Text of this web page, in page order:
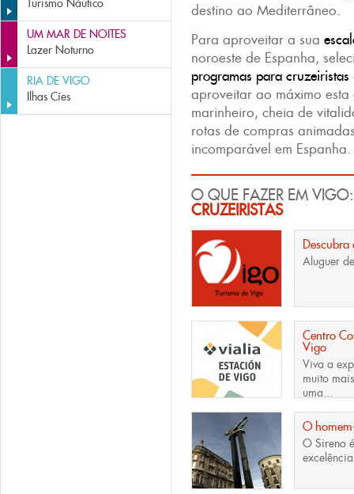
Turismo Náutico
UM MAR DE NOITES
Lazer Noturno
RIA DE VIGO
Ilhas Cíes
destino ao Mediterrâneo.
Para aproveitar a sua
noroeste de Espanha,
programas para cruzeiristas
aproveitar ao máximo
marinheiro, cheia de
rotas de compras
incomparável em Espanha.
O QUE FAZER EM
CRUZEIRISTAS
Descubra
Aluguer
Centro
Vigo
Viva a
muito
uma...
O
O Sireno